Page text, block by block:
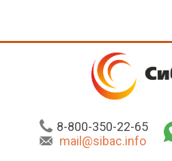
8-800-350-22-65
mail@sibac.info